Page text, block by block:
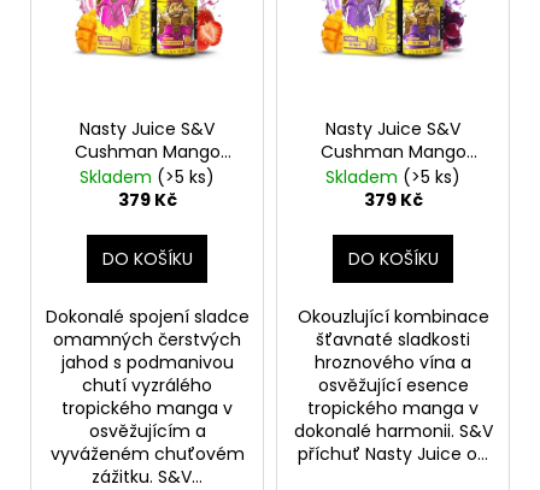
Nasty Juice S&V
Cushman Mango
Strawberry 10ml
Mango s jahodami
Skladem (>5 ks)
379 Kč
DO KOŠÍKU
Dokonalé spojení sladce
omamných čerstvých
jahod s podmanivou
chutí vyzrálého
tropického manga v
osvěžujícím a
vyváženém chuťovém
zážitku. S&V...
Nasty Juice S&V
Cushman Mango
Grape 10mlMango s
hroznovým vínem
Skladem (>5 ks)
379 Kč
DO KOŠÍKU
Okouzlující kombinace
šťavnaté sladkosti
hroznového vína a
osvěžující esence
tropického manga v
dokonalé harmonii. S&V
příchuť Nasty Juice o...